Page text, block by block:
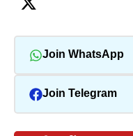
Join WhatsApp
Join Telegram